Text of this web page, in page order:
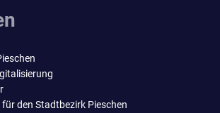
den Stadtbezirk Pieschen